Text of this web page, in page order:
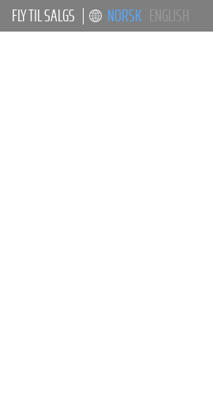
FLY TIL SALGS NORSK ENGLISH